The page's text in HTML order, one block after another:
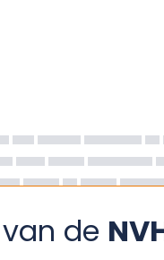
van de